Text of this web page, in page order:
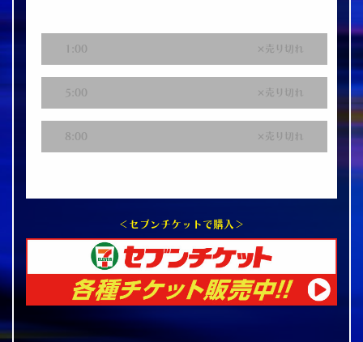
1:00 売り切れ
5:00 売り切れ
8:00 売り切れ
＜セブンチケットで購入＞